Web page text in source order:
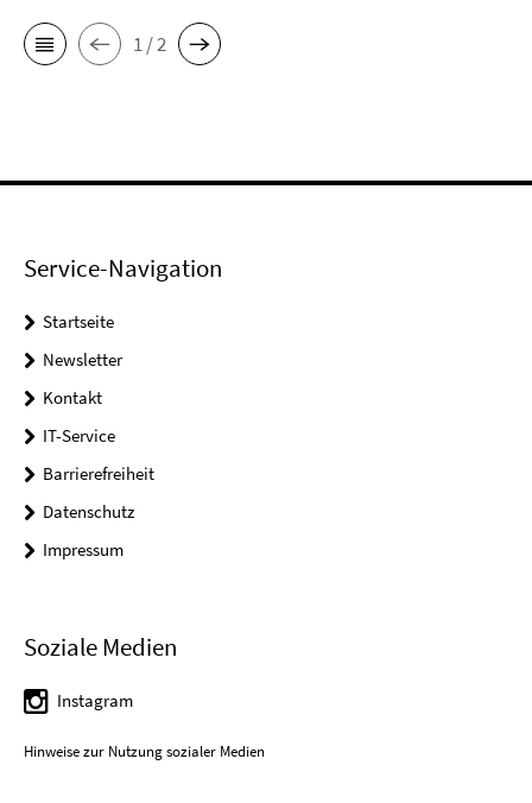
1 / 2
Service-Navigation
Startseite
Newsletter
Kontakt
IT-Service
Barrierefreiheit
Datenschutz
Impressum
Soziale Medien
Instagram
Hinweise zur Nutzung sozialer Medien